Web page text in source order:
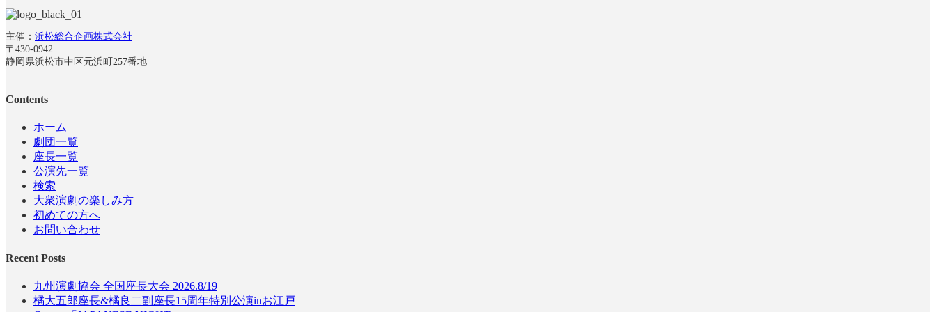
主催： 浜松総合企画株式会社
〒430-0942
静岡県浜松市中区元浜町257番地
Contents
ホーム
劇団一覧
座長一覧
公演先一覧
検索
大衆演劇の楽しみ方
初めての方へ
お問い合わせ
Recent Posts
九州演劇協会 全国座長大会 2026.8/19
橘大五郎座長&橘良二副座長15周年特別公演inお江戸